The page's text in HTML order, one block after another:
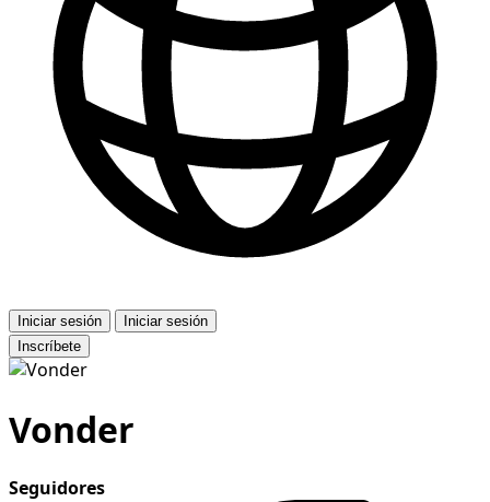
Iniciar sesión
Iniciar sesión
Inscríbete
Vonder
Seguidores